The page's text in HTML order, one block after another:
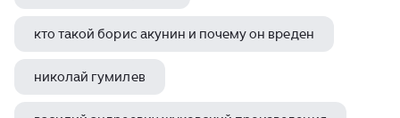
кто такой борис акунин и почему он вреден
николай гумилев